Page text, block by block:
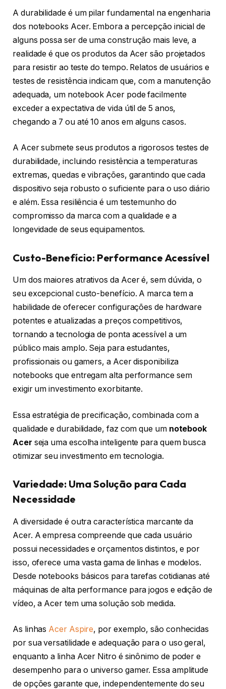
A durabilidade é um pilar fundamental na engenharia
dos notebooks Acer. Embora a percepção inicial de
alguns possa ser de uma construção mais leve, a
realidade é que os produtos da Acer são projetados
para resistir ao teste do tempo. Relatos de usuários e
testes de resistência indicam que, com a manutenção
adequada, um notebook Acer pode facilmente
exceder a expectativa de vida útil de 5 anos,
chegando a 7 ou até 10 anos em alguns casos.
A Acer submete seus produtos a rigorosos testes de
durabilidade, incluindo resistência a temperaturas
extremas, quedas e vibrações, garantindo que cada
dispositivo seja robusto o suficiente para o uso diário
e além. Essa resiliência é um testemunho do
compromisso da marca com a qualidade e a
longevidade de seus equipamentos.
Custo-Benefício: Performance Acessível
Um dos maiores atrativos da Acer é, sem dúvida, o
seu excepcional custo-benefício. A marca tem a
habilidade de oferecer configurações de hardware
potentes e atualizadas a preços competitivos,
tornando a tecnologia de ponta acessível a um
público mais amplo. Seja para estudantes,
profissionais ou gamers, a Acer disponibiliza
notebooks que entregam alta performance sem
exigir um investimento exorbitante.
Essa estratégia de precificação, combinada com a
qualidade e durabilidade, faz com que um notebook
Acer seja uma escolha inteligente para quem busca
otimizar seu investimento em tecnologia.
Variedade: Uma Solução para Cada
Necessidade
A diversidade é outra característica marcante da
Acer. A empresa compreende que cada usuário
possui necessidades e orçamentos distintos, e por
isso, oferece uma vasta gama de linhas e modelos.
Desde notebooks básicos para tarefas cotidianas até
máquinas de alta performance para jogos e edição de
vídeo, a Acer tem uma solução sob medida.
As linhas Acer Aspire, por exemplo, são conhecidas
por sua versatilidade e adequação para o uso geral,
enquanto a linha Acer Nitro é sinônimo de poder e
desempenho para o universo gamer. Essa amplitude
de opções garante que, independentemente do seu